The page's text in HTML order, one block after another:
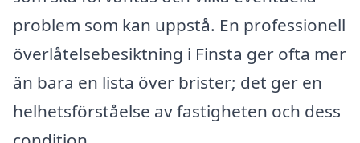
problem som kan uppstå. En professionell
överlåtelsebesiktning i Finsta ger ofta mer
än bara en lista över brister; det ger en
helhetsförståelse av fastigheten och dess